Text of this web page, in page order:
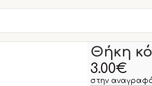
Θήκη
3.00€
στην